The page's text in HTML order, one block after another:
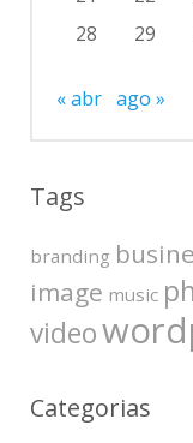
28
29
« abr ago »
Tags
branding
image music
video
Categorias